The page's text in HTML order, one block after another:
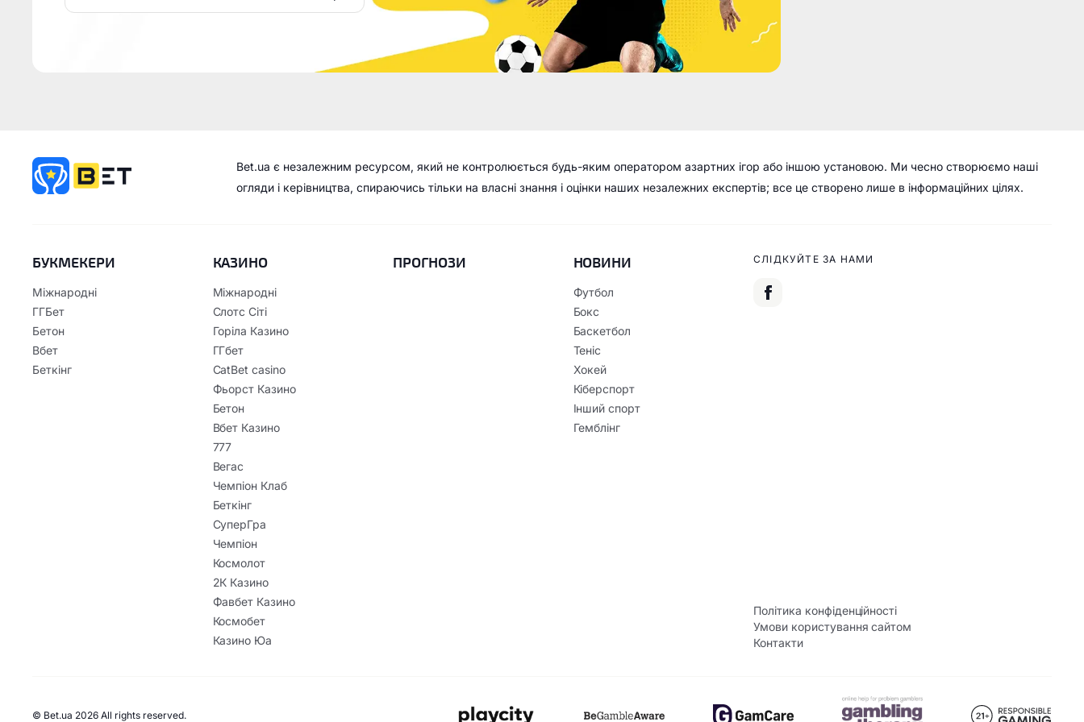
Bet.ua є незалежним ресурсом, який не контролюється будь-яким оператором азартних ігор або іншою установою. Ми чесно створюємо наші
огляди і керівництва, спираючись тільки на власні знання і оцінки наших незалежних експертів; все це створено лише в інформаційних цілях.
БУКМЕКЕРИ
Міжнародні
ГГБет
Бетон
Вбет
Беткінг
КАЗИНО
Міжнародні
Слотс Сіті
Горіла Казино
ГГбет
CatBet casino
Фьорст Казино
Бетон
Вбет Казино
777
Вегас
Чемпіон Клаб
Беткінг
СуперГра
Чемпіон
Космолот
2К Казино
Фавбет Казино
Космобет
Казино Юа
ПРОГНОЗИ НОВИНИ
Футбол
Бокс
Баскетбол
Теніс
Хокей
Кіберспорт
Інший спорт
Гемблінг
СЛІДКУЙТЕ ЗА НАМИ
Політика конфіденційності
Умови користування сайтом
Контакти
© Bet.ua 2026 All rights reserved.